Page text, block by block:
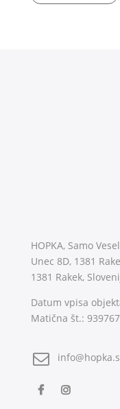
HOPKA, Samo
Unec 8D, 1381
1381 Rakek,
Datum vpisa
Matična št.: